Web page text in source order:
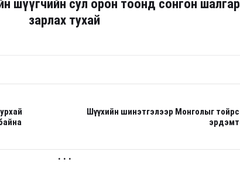
шүүгчийн сул орон тоонд сонгон
зарлах тухай
Шүүхийн шинэтгэлээр Монголыг
. . .